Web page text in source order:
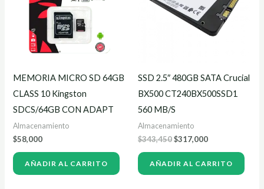
MEMORIA MICRO SD 64GB
CLASS 10 Kingston
SDCS/64GB CON ADAPT
Almacenamiento
$58,000
AÑADIR AL CARRITO
SSD 2.5″ 480GB SATA Crucial
BX500 CT240BX500SSD1
560 MB/S
Almacenamiento
$343,450$317,000
AÑADIR AL CARRITO